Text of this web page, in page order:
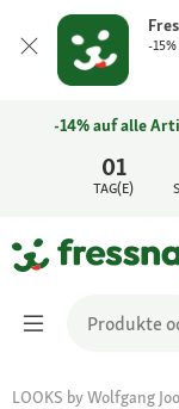
-
01
TAG(E)
-14% auf alle
LOOKS by Wolfgang